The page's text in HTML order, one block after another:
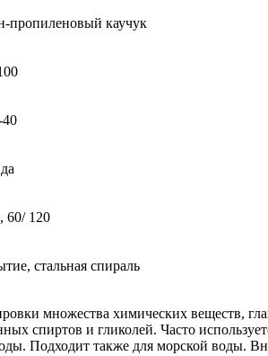
каучук
40
да
60/ 120
стальная спираль
множества химических веществ,
спиртов и гликолей. Часто
Подходит также для морской воды.